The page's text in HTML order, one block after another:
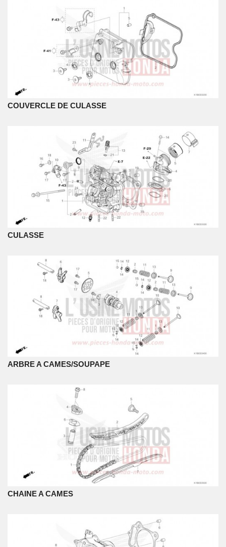
COUVERCLE DE CULASSE
CULASSE
ARBRE A CAMES/SOUPAPE
CHAINE A CAMES